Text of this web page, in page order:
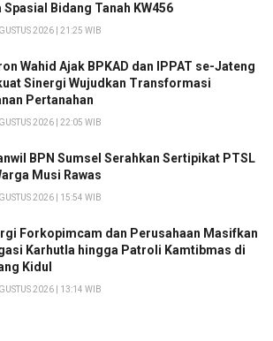
Spasial Bidang Tanah KW456
2026 | 21:25 WIB
Wahid Ajak BPKAD dan IPPAT se-Jateng
Sinergi Wujudkan Transformasi
Pertanahan
2026 | 22:05 WIB
BPN Sumsel Serahkan Sertipikat PTSL
Musi Rawas
2026 | 15:54 WIB
Forkopimcam dan Perusahaan Masifkan
Karhutla hingga Patroli Kamtibmas di
Kidul
2026 | 13:14 WIB